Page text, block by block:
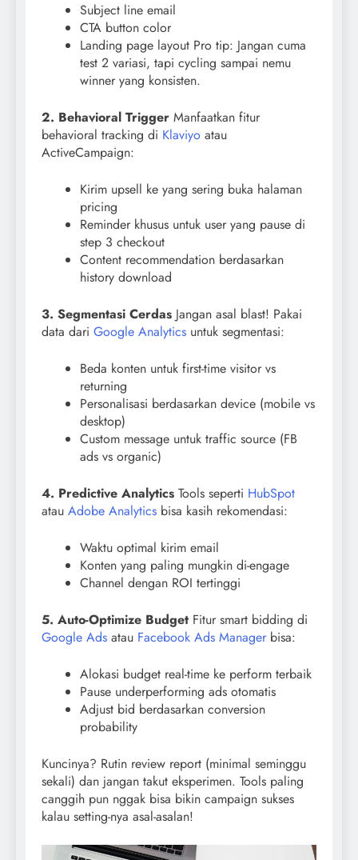
Subject line email
CTA button color
Landing page layout Pro tip: Jangan cuma
test 2 variasi, tapi cycling sampai nemu
winner yang konsisten.
2. Behavioral Trigger Manfaatkan fitur
behavioral tracking di Klaviyo atau
ActiveCampaign:
Kirim upsell ke yang sering buka halaman
pricing
Reminder khusus untuk user yang pause di
step 3 checkout
Content recommendation berdasarkan
history download
3. Segmentasi Cerdas Jangan asal blast! Pakai
data dari Google Analytics untuk segmentasi:
Beda konten untuk first-time visitor vs
returning
Personalisasi berdasarkan device (mobile vs
desktop)
Custom message untuk traffic source (FB
ads vs organic)
4. Predictive Analytics Tools seperti HubSpot
atau Adobe Analytics bisa kasih rekomendasi:
Waktu optimal kirim email
Konten yang paling mungkin di-engage
Channel dengan ROI tertinggi
5. Auto-Optimize Budget Fitur smart bidding di
Google Ads atau Facebook Ads Manager bisa:
Alokasi budget real-time ke perform terbaik
Pause underperforming ads otomatis
Adjust bid berdasarkan conversion
probability
Kuncinya? Rutin review report (minimal seminggu
sekali) dan jangan takut eksperimen. Tools paling
canggih pun nggak bisa bikin campaign sukses
kalau setting-nya asal-asalan!